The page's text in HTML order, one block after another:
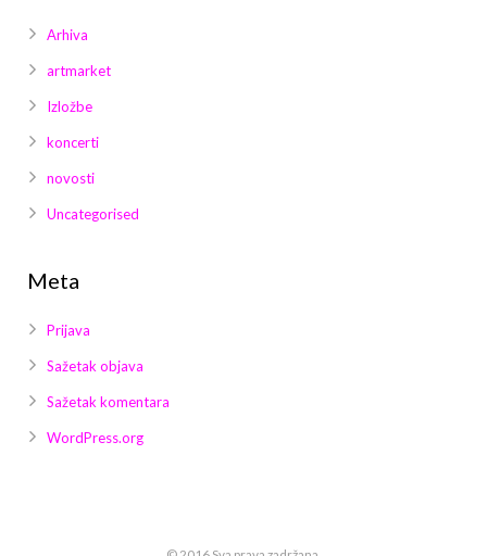
Arhiva
artmarket
Izložbe
koncerti
novosti
Uncategorised
Meta
Prijava
Sažetak objava
Sažetak komentara
WordPress.org